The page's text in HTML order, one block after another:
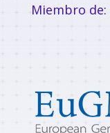
Miembro de: